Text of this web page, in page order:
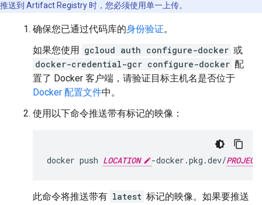
推送到 Artifact Registry 时，您必须使用单一上传。
确保您已通过代码库的身份验证。
如果您使用 gcloud auth configure-docker 或
docker-credential-gcr configure-docker 配
置了 Docker 客户端，请验证目标主机名是否位于
Docker 配置文件中。
使用以下命令推送带有标记的映像：
docker push LOCATION -docker.pkg.dev/
此命令将推送带有 latest 标记的映像。如果要推送